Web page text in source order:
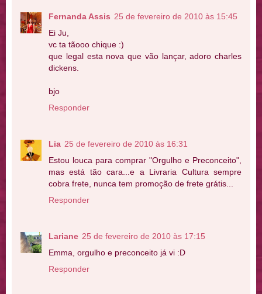
Fernanda Assis 25 de fevereiro de 2010 às 15:45
Ei Ju,
vc ta tãooo chique :)
que legal esta nova que vão lançar, adoro charles
dickens.
bjo
Responder
Lia 25 de fevereiro de 2010 às 16:31
Estou louca para comprar "Orgulho e Preconceito",
mas está tão cara...e a Livraria Cultura sempre
cobra frete, nunca tem promoção de frete grátis...
Responder
Lariane 25 de fevereiro de 2010 às 17:15
Emma, orgulho e preconceito já vi :D
Responder